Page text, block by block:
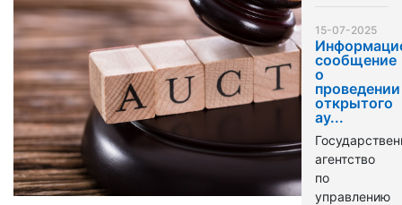
15-07-2025
сообщение
о
проведении
открытого
ау...
агентство
по
управлению